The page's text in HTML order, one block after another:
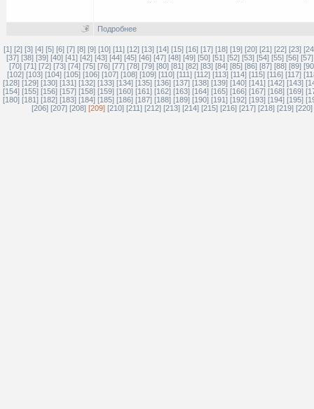
Подробнее
[1] [2] [3] [4] [5] [6] [7] [8] [9] [10] [11] [12] [13] [14] [15] [16] [17] [18] [19] [20] [21] [22] [23]
[37] [38] [39] [40] [41] [42] [43] [44] [45] [46] [47] [48] [49] [50] [51] [52] [53] [54] [55] [56] [57]
[70] [71] [72] [73] [74] [75] [76] [77] [78] [79] [80] [81] [82] [83] [84] [85] [86] [87] [88] [89]
[102] [103] [104] [105] [106] [107] [108] [109] [110] [111] [112] [113] [114] [115] [116] [117]
[128] [129] [130] [131] [132] [133] [134] [135] [136] [137] [138] [139] [140] [141] [142] [143]
[154] [155] [156] [157] [158] [159] [160] [161] [162] [163] [164] [165] [166] [167] [168] [169]
[180] [181] [182] [183] [184] [185] [186] [187] [188] [189] [190] [191] [192] [193] [194] [195]
[206] [207] [208] [209] [210] [211] [212] [213] [214] [215] [216] [217] [218] [219] [220]